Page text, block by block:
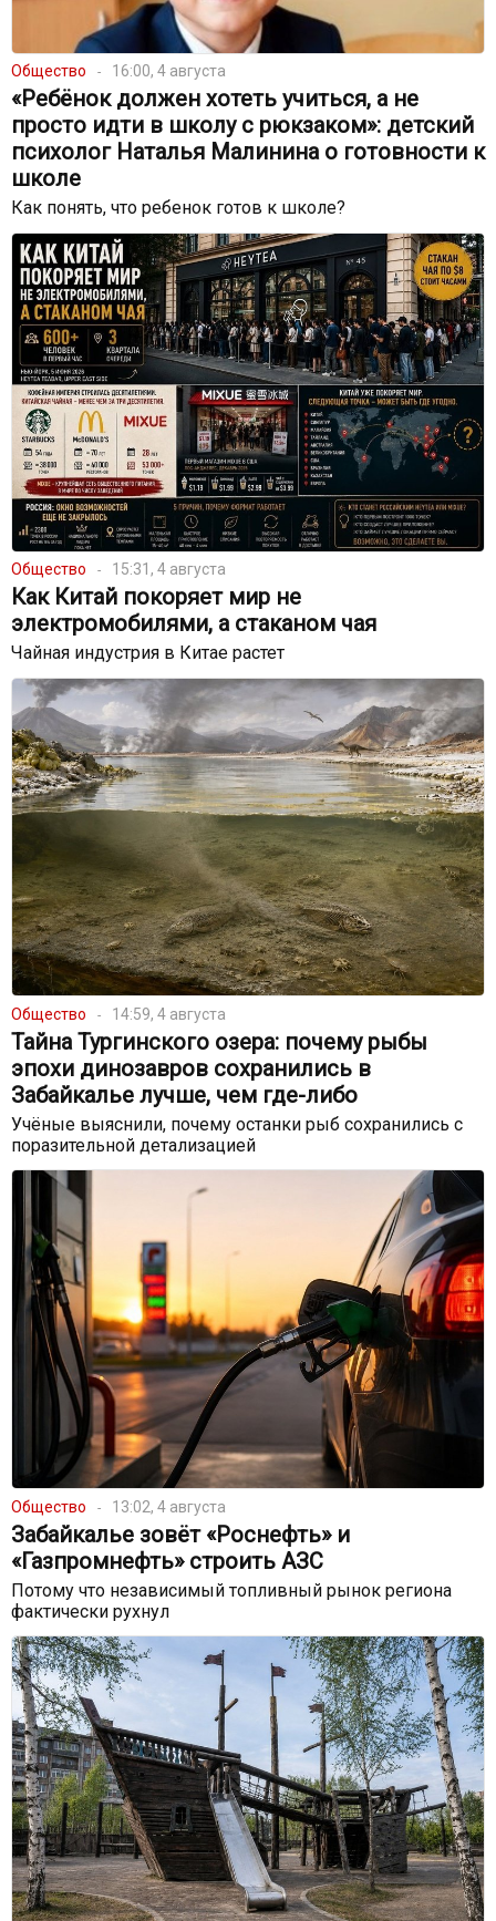
Общество 16:00, 4 августа
«Ребёнок должен хотеть учиться, а не
просто идти в школу с рюкзаком»: детский
психолог Наталья Малинина о готовности к
школе
Как понять, что ребенок готов к школе?
Общество 15:31, 4 августа
Как Китай покоряет мир не
электромобилями, а стаканом чая
Чайная индустрия в Китае растет
Общество 14:59, 4 августа
Тайна Тургинского озера: почему рыбы
эпохи динозавров сохранились в
Забайкалье лучше, чем где-либо
Учёные выяснили, почему останки рыб сохранились с
поразительной детализацией
Общество 13:02, 4 августа
Забайкалье зовёт «Роснефть» и
«Газпромнефть» строить АЗС
Потому что независимый топливный рынок региона
фактически рухнул